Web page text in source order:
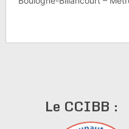
Le CCIBB :